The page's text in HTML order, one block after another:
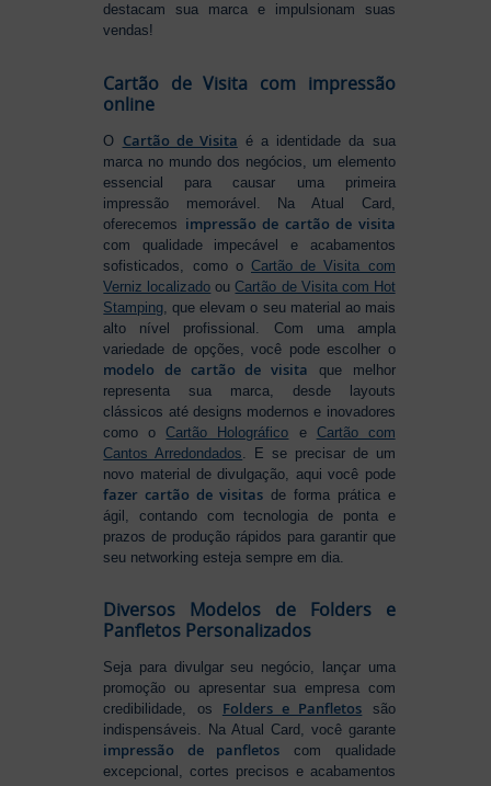
destacam sua marca e impulsionam suas
vendas!
Cartão de Visita com impressão
online
O Cartão de Visita é a identidade da sua
marca no mundo dos negócios, um elemento
essencial para causar uma primeira
impressão memorável. Na Atual Card,
oferecemos impressão de cartão de visita
com qualidade impecável e acabamentos
sofisticados, como o Cartão de Visita com
Verniz localizado ouCartão de Visita com Hot
Stamping , que elevam o seu material ao mais
alto nível profissional. Com uma ampla
variedade de opções, você pode escolher o
modelo de cartão de visita que melhor
representa sua marca, desde layouts
clássicos até designs modernos e inovadores
como oCartão Holográfico e Cartão com
Cantos Arredondados . E se precisar de um
novo material de divulgação, aqui você pode
fazer cartão de visitas de forma prática e
ágil, contando com tecnologia de ponta e
prazos de produção rápidos para garantir que
seu networking esteja sempre em dia.
Diversos Modelos de Folders e
Panfletos Personalizados
Seja para divulgar seu negócio, lançar uma
promoção ou apresentar sua empresa com
credibilidade, os Folders e Panfletos são
indispensáveis. Na Atual Card, você garante
impressão de panfletos com qualidade
excepcional, cortes precisos e acabamentos